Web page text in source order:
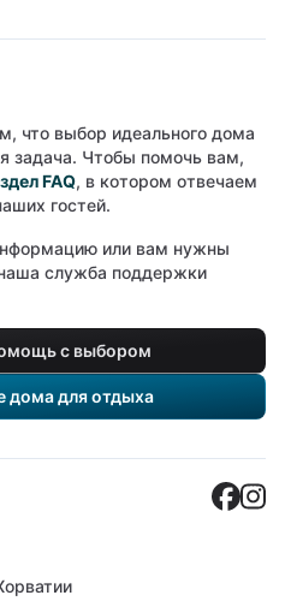
что выбор идеального дома
задача. Чтобы помочь вам,
FAQ, в котором отвечаем
гостей.
или вам нужны
служба поддержки
с выбором
дома для отдыха